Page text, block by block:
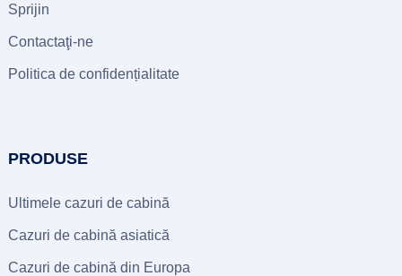
Sprijin
Contactaţi-ne
Politica de confidențialitate
PRODUSE
Ultimele cazuri de cabină
Cazuri de cabină asiatică
Cazuri de cabină din Europa